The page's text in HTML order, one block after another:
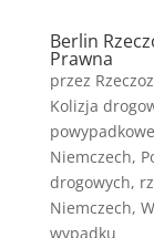
Berlin
Prawna
przez
Kolizja
Niemczech,
drogowych,
Niemczech,
wypadku